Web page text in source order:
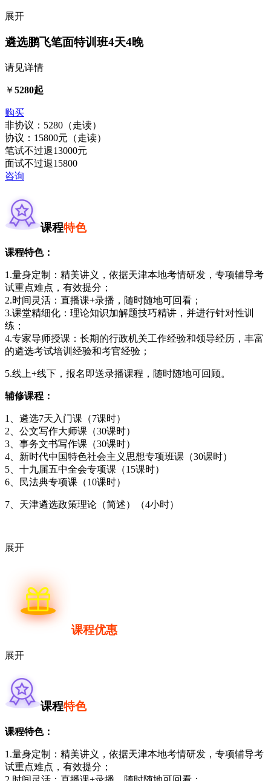
展开
遴选鹏飞笔面特训班4天4晚
请见详情
￥5280起
购买
非协议：5280（走读）
协议：15800元（走读）
笔试不过退13000元
面试不过退15800
咨询
课程特色
课程特色：
1.量身定制：精美讲义，依据天津本地考情研发，专项辅导考
试重点难点，有效提分；
2.时间灵活：直播课+录播，随时随地可回看；
3.课堂精细化：理论知识加解题技巧精讲，并进行针对性训
练；
4.专家导师授课：长期的行政机关工作经验和领导经历，丰富
的遴选考试培训经验和考官经验；
5.线上+线下，报名即送录播课程，随时随地可回顾。
辅修课程：
1、遴选7天入门课（7课时）
2、公文写作大师课（30课时）
3、事务文书写作课（30课时）
4、新时代中国特色社会主义思想专项班课（30课时）
5、十九届五中全会专项课（15课时）
6、民法典专项课（10课时）
7、天津遴选政策理论（简述）（4小时）
展开
课程优惠
展开
课程特色
课程特色：
1.量身定制：精美讲义，依据天津本地考情研发，专项辅导考
试重点难点，有效提分；